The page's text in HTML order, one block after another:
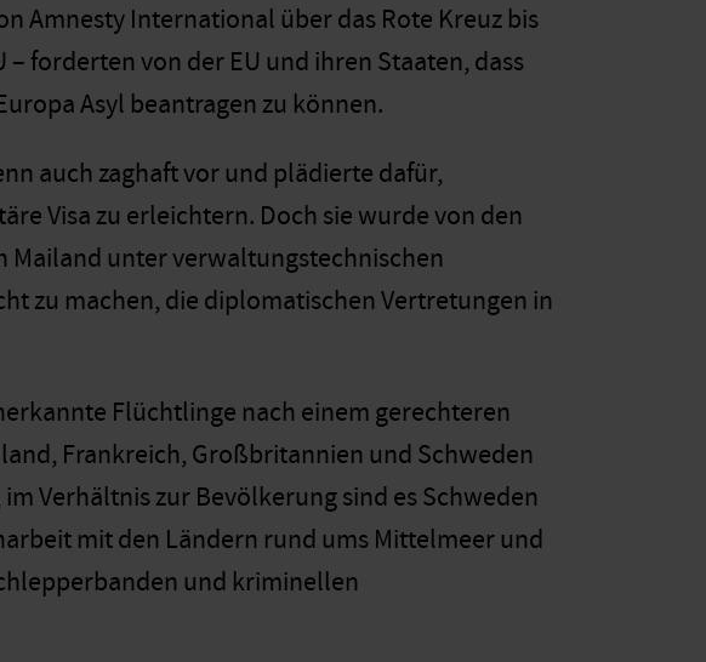
Amnesty International über das Rote Kreuz bis
forderten von der EU und ihren Staaten, dass
Asyl beantragen zu können.
auch zaghaft vor und plädierte dafür,
Visa zu erleichtern. Doch sie wurde von den
Mailand unter verwaltungstechnischen
zu machen, die diplomatischen Vertretungen in
Flüchtlinge nach einem gerechteren
Frankreich, Großbritannien und Schweden
Verhältnis zur Bevölkerung sind es Schweden
mit den Ländern rund ums Mittelmeer und
und kriminellen